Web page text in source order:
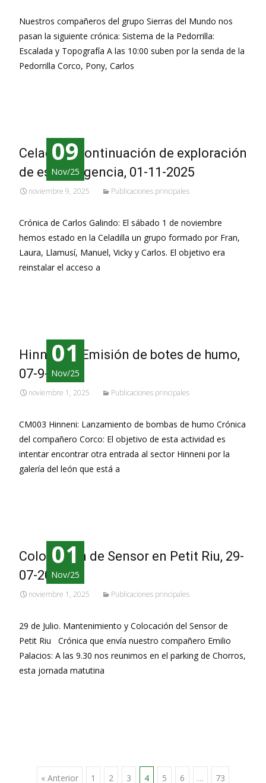
Nuestros compañeros del grupo Sierras del Mundo nos
pasan la siguiente crónica: Sistema de la Pedorrilla:
Escalada y Topografía A las 10:00 suben por la senda de la
Pedorrilla Corco, Pony, Carlos
09
Nov/25
Celadilla, Continuación de exploración
de esta surgencia, 01-11-2025
noviembre 9, 2025 Publicaciones principales
Crónica de Carlos Galindo: El sábado 1 de noviembre
hemos estado en la Celadilla un grupo formado por Fran,
Laura, Llamusí, Manuel, Vicky y Carlos. El objetivo era
reinstalar el acceso a
01
Nov/25
Hinneni 1, Emisión de botes de humo,
07-9-2025
noviembre 1, 2025 Publicaciones principales
CM003 Hinneni: Lanzamiento de bombas de humo Crónica
del compañero Corco: El objetivo de esta actividad es
intentar encontrar otra entrada al sector Hinneni por la
galería del león que está a
01
Nov/25
Colocación de Sensor en Petit Riu, 29-
07-2025
noviembre 1, 2025 Publicaciones principales
29 de Julio. Mantenimiento y Colocación del Sensor de
Petit Riu Crónica que envía nuestro compañero Emilio
Palacios: A las 9.30 nos reunimos en el parking de Chorros,
esta jornada matutina
« Anterior 1 2 3 4 5 6 … 73